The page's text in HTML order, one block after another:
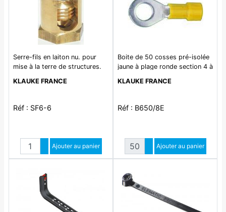
Serre-fils en laiton nu. pour
mise à la terre de structures.
mini 6mm². maxi 16mm².
Fixation sur la structure par
KLAUKE FRANCE
Réf : SF6-6
Quantité
Augmenter quantité
Diminuer quantité
Ajouter au panier
Boite de 50 cosses pré-isolée
jaune à plage ronde section 4 à
cuivre étamé. Manchon isolant
V0 dotée du système easy
KLAUKE FRANCE
Réf : B650/8E
Quantité
Augmenter quantité
Diminuer quantité
Ajouter au panier